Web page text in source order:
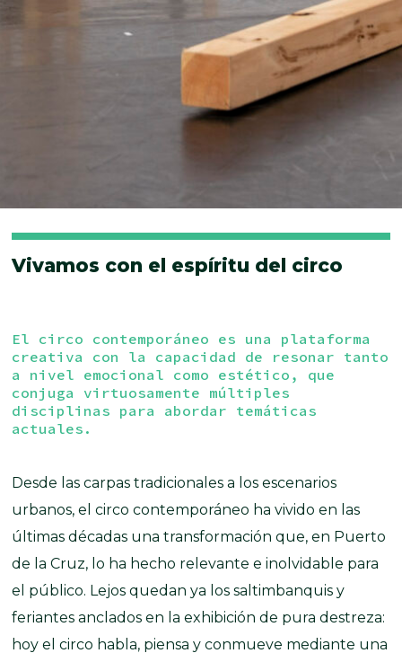
Vivamos con el espíritu del circo
El circo contemporáneo es una plataforma
creativa con la capacidad de resonar tanto
a nivel emocional como estético, que
conjuga virtuosamente múltiples
disciplinas para abordar temáticas
actuales.
Desde las carpas tradicionales a los escenarios
urbanos, el circo contemporáneo ha vivido en las
últimas décadas una transformación que, en Puerto
de la Cruz, lo ha hecho relevante e inolvidable para
el público. Lejos quedan ya los saltimbanquis y
feriantes anclados en la exhibición de pura destreza:
hoy el circo habla, piensa y conmueve mediante una